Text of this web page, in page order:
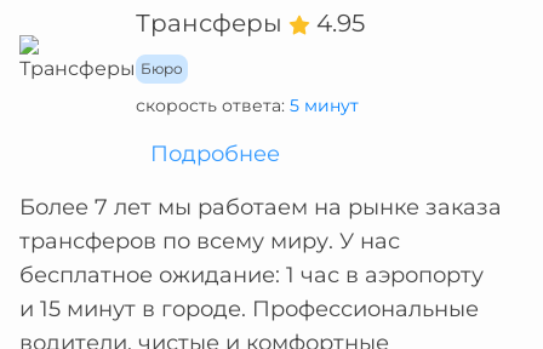
Трансферы 4.95
Бюро
скорость ответа: 5 минут
Подробнее
Более 7 лет мы работаем на рынке заказа
трансферов по всему миру. У нас
бесплатное ожидание: 1 час в аэропорту
и 15 минут в городе. Профессиональные
водители, чистые и комфортные